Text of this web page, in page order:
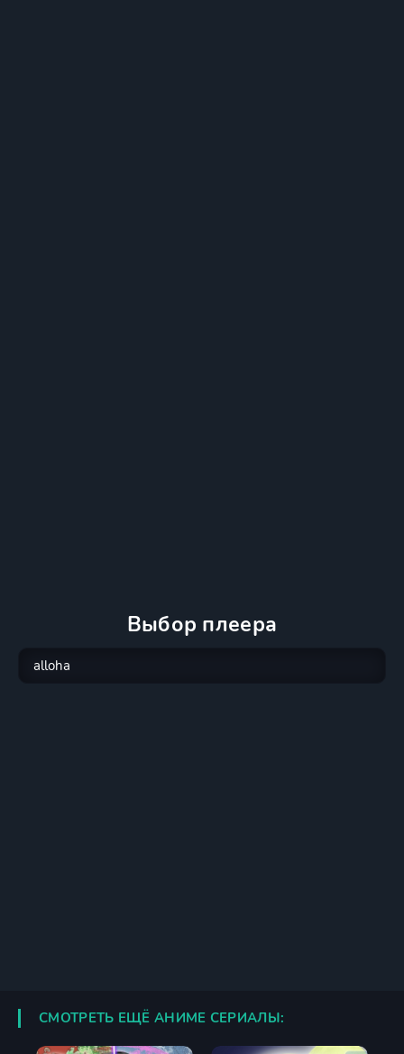
Выбор плеера
СМОТРЕТЬ ЕЩЁ АНИМЕ СЕРИАЛЫ: